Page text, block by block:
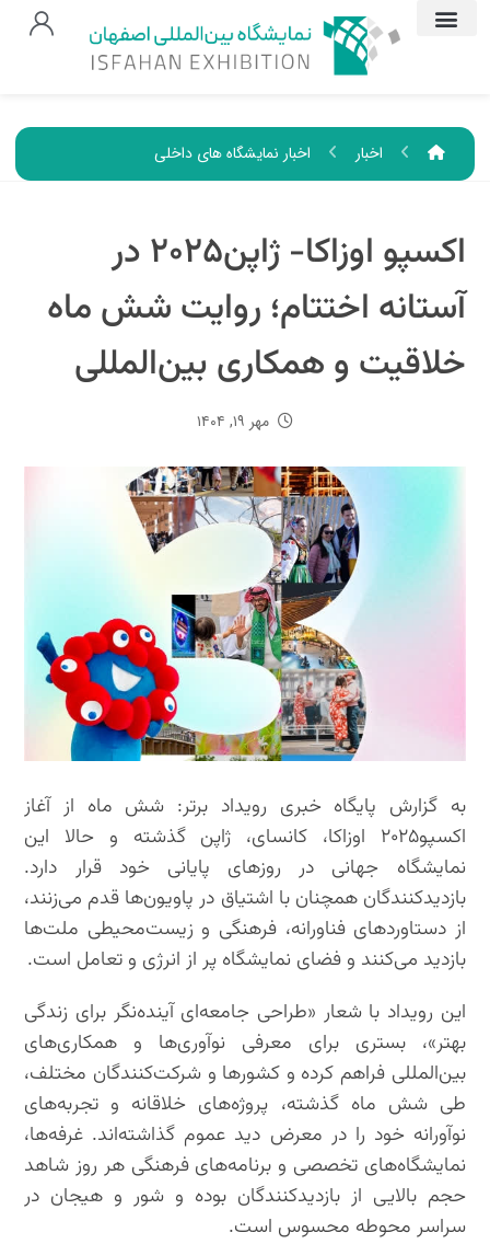
اخبار اخبار نمایشگاه های داخلی
اکسپو اوزاکا- ژاپن۲۰۲۵ در
آستانه اختتام؛ روایت شش ماه
خلاقیت و همکاری بین‌المللی
مهر ۱۹, ۱۴۰۴
به گزارش پایگاه خبری رویداد برتر: شش ماه از آغاز
اکسپو۲۰۲۵ اوزاکا، کانسای، ژاپن گذشته و حالا این
نمایشگاه جهانی در روزهای پایانی خود قرار دارد.
بازدیدکنندگان همچنان با اشتیاق در پاویون‌ها قدم می‌زنند،
از دستاوردهای فناورانه، فرهنگی و زیست‌محیطی ملت‌ها
بازدید می‌کنند و فضای نمایشگاه پر از انرژی و تعامل است.
این رویداد با شعار «طراحی جامعه‌ای آینده‌نگر برای زندگی
بهتر»، بستری برای معرفی نوآوری‌ها و همکاری‌های
بین‌المللی فراهم کرده و کشورها و شرکت‌کنندگان مختلف،
طی شش ماه گذشته، پروژه‌های خلاقانه و تجربه‌های
نوآورانه خود را در معرض دید عموم گذاشته‌اند. غرفه‌ها،
نمایشگاه‌های تخصصی و برنامه‌های فرهنگی هر روز شاهد
حجم بالایی از بازدیدکنندگان بوده و شور و هیجان در
سراسر محوطه محسوس است.